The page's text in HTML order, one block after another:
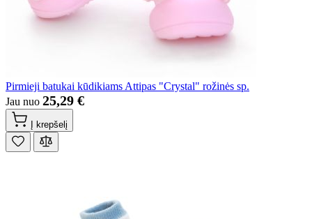
Pirmieji batukai kūdikiams Attipas "Crystal" rožinės sp.
Jau nuo 25,29 €
Į krepšelį